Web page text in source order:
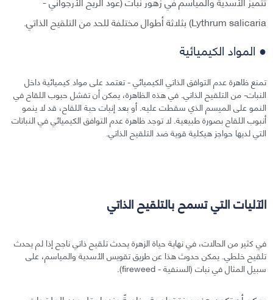
Lythrum salicaria) بثلاثة أطوال مختلفة للحد من التلقيح الذاتي.
● المواد الكيميائية
تمنع ظاهرة عدم التوافق الذاتي الكيميائي - تعتمد على مواد كيميائية داخل
النبات- من التلقيح الذاتي. في هذه الظاهرة، يمكن أن تفشل حبوب اللقاح في
النمو على الميسم الذي سقطت عليه. أو بعد إنبات حبة اللقاح، قد لا ينمو
أنبوب اللقاح بصورة طبيعية. لا توجد ظاهرة عدم التوافق الكيميائي في النباتات
التي لديها حواجز هيكلية قوية ضد التلقيح الذاتي.
الآليات التي تسمح بالتلقيح الذاتي
في كثير من الحالات، في نهاية حياة الزهرة يحدث تلقيح ذاتي ناجح إذا لم يحدث
تلقيح خلطي. يمكن حدوث هذا عن طريق تقويس الأسدية والمياسم، على
سبيل المثال في نبات (السنفية - fireweed).